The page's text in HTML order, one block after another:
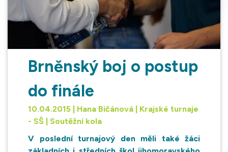
Brněnský boj o postup
do finále
10.04.2015 | Hana Bičánová | Krajské turnaje
- SŠ | Soutěžní kola
V poslední turnajový den měli také žáci